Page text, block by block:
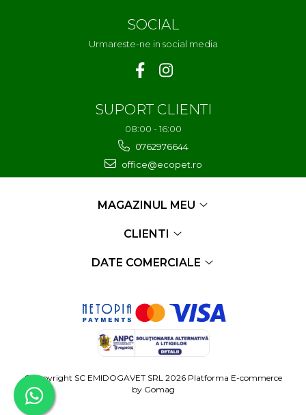
SOCIAL
Urmareste-ne in social media
SUPORT CLIENTI
08:00 - 16:00
0762976644
office@ecopet.ro
MAGAZINUL MEU
CLIENTI
DATE COMERCIALE
©Copyright SC EMIDOGAVET SRL 2026 Platforma E-commerce
by Gomag